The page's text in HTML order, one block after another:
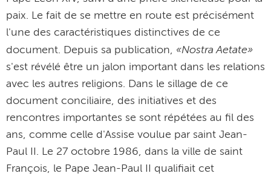
paix. Le fait de se mettre en route est précisément
l'une des caractéristiques distinctives de ce
document. Depuis sa publication, «Nostra Aetate»
s'est révélé être un jalon important dans les relations
avec les autres religions. Dans le sillage de ce
document conciliaire, des initiatives et des
rencontres importantes se sont répétées au fil des
ans, comme celle d'Assise voulue par saint Jean-
Paul II. Le 27 octobre 1986, dans la ville de saint
François, le Pape Jean-Paul II qualifiait cet